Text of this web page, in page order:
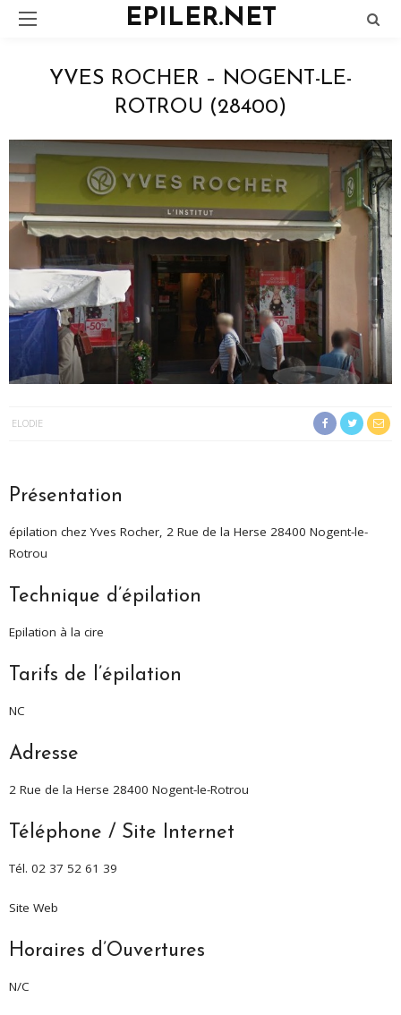
EPILER.NET
YVES ROCHER – NOGENT-LE-
ROTROU (28400)
ELODIE
Présentation
épilation chez Yves Rocher, 2 Rue de la Herse 28400 Nogent-le-
Rotrou
Technique d’épilation
Epilation à la cire
Tarifs de l’épilation
NC
Adresse
2 Rue de la Herse 28400 Nogent-le-Rotrou
Téléphone / Site Internet
Tél. 02 37 52 61 39
Site Web
Horaires d’Ouvertures
N/C